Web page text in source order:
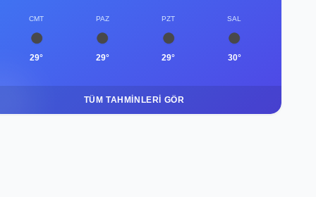
CMT
29°
PAZ
29°
PZT
29°
SAL
30°
TÜM TAHMINLERI GÖR